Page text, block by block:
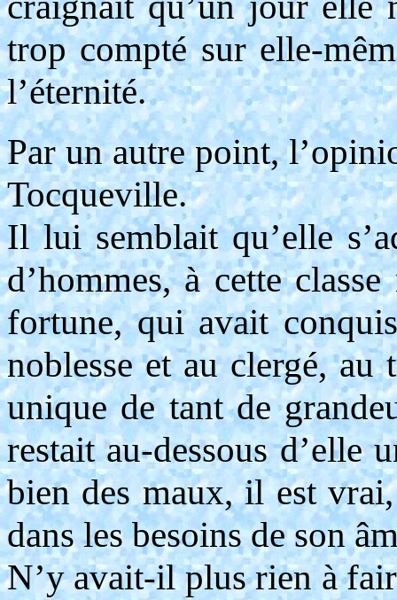
trop compté sur elle-
l’éternité.
Par un autre point,
Tocqueville.
Il lui semblait qu’elle
d’hommes, à cette
fortune, qui avait
noblesse et au clergé,
unique de tant de
restait au-dessous d’elle
bien des maux, il est
dans les besoins de son
N’y avait-il plus rien à